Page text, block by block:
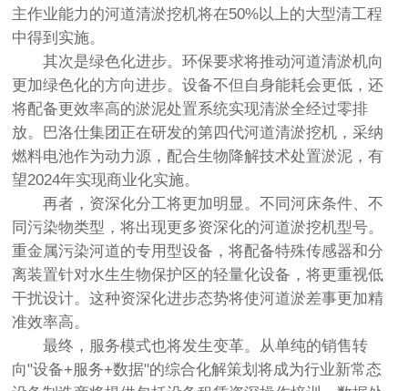
主作业能力的河道清淤挖机将在50%以上的大型清工程
中得到实施。
其次是绿色化进步。环保要求将推动河道清淤机向
更加绿色化的方向进步。设备不但自身能耗会更低，还
将配备更效率高的淤泥处置系统实现清淤全经过零排
放。巴洛仕集团正在研发的第四代河道清淤挖机，采纳
燃料电池作为动力源，配合生物降解技术处置淤泥，有
望2024年实现商业化实施。
再者，资深化分工将更加明显。不同河床条件、不
同污染物类型，将出现更多资深化的河道淤挖机型号。
重金属污染河道的专用型设备，将配备特殊传感器和分
离装置针对水生生物保护区的轻量化设备，将更重视低
干扰设计。这种资深化进步态势将使河道淤差事更加精
准效率高。
最终，服务模式也将发生变革。从单纯的销售转
向"设备+服务+数据"的综合化解策划将成为行业新常态